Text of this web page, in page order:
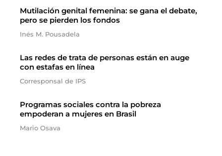
Mutilación genital femenina: se gana el debate,
pero se pierden los fondos
Inés M. Pousadela
Las redes de trata de personas están en auge
con estafas en línea
Corresponsal de IPS
Programas sociales contra la pobreza
empoderan a mujeres en Brasil
Mario Osava